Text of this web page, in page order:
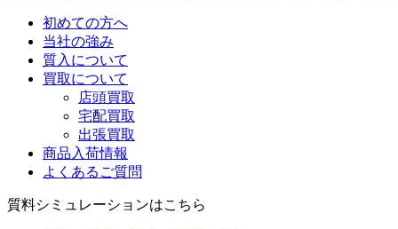
初めての方へ
当社の強み
質入について
買取について
店頭買取
宅配買取
出張買取
商品入荷情報
よくあるご質問
質料シミュレーションはこちら